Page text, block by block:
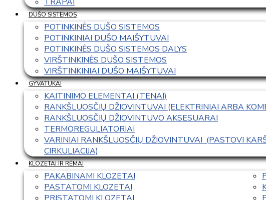
DUŠO SISTEMOS
POTINKINĖS DUŠO SISTEMOS
POTINKINIAI DUŠO MAIŠYTUVAI
POTINKINĖS DUŠO SISTEMOS DALYS
VIRŠTINKINĖS DUŠO SISTEMOS
VIRŠTINKINIAI DUŠO MAIŠYTUVAI
GYVATUKAI
KAITINIMO ELEMENTAI (TENAI)
RANKŠLUOSČIŲ DŽIOVINTUVAI (ELEKTRINIAI ARBA
RANKŠLUOSČIŲ DŽIOVINTUVO AKSESUARAI
TERMOREGULIATORIAI
VARINIAI RANKŠLUOSČIŲ DŽIOVINTUVAI  (PASTOVI
CIRKULIACIJA)
KLOZETAI IR RĖMAI
PAKABINAMI KLOZETAI
PASTATOMI KLOZETAI